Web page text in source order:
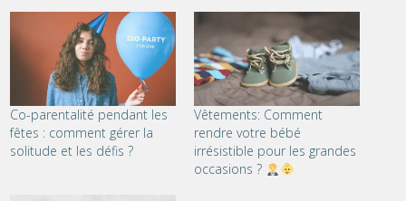
Co-parentalité pendant les
fêtes : comment gérer la
solitude et les défis ?
Vêtements: Comment
rendre votre bébé
irrésistible pour les grandes
occasions ?